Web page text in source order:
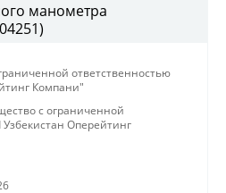
манометра
ответственностью
Компани"
с ограниченной
Оперейтинг